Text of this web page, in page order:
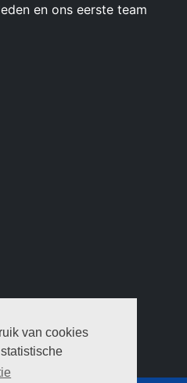
van cookies
en ons eerste team